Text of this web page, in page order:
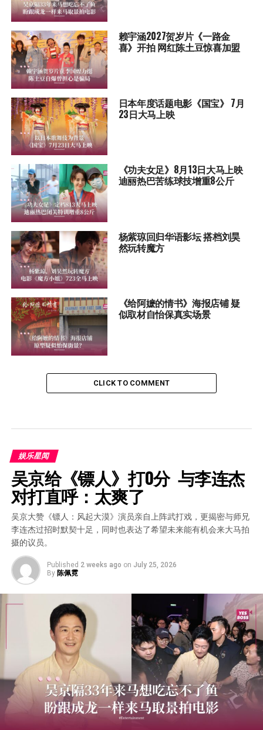
赖宇涵2027贺岁片《一路金
喜》开拍 网红陈土豆惊喜加盟
日本年度话题电影《国宝》 7月
23日大马上映
《功夫女足》8月13日大马上映
迪丽热巴苦练球技增重8公斤
杨紫琼回归华语影坛 搭档刘昊
然玩转魔方
《给阿嬷的情书》海报店铺 疑
似取材自怡保真实场景
CLICK TO COMMENT
娱乐星闻
吴京给《镖人》打0分  与李连杰
对打直呼：太爽了
吴京大赞《镖人：风起大漠》演员亲自上阵武打戏，更揭密与师兄
李连杰过招时默契十足，同时也表达了希望未来能有机会来大马拍
摄的议员。
Published 2 weeks ago on July 25, 2026
By 陈佩霓